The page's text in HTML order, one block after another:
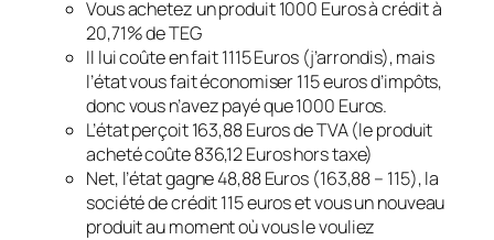
Vous achetez un produit 1000 Euros à crédit à
20,71% de TEG
Il lui coûte en fait 1115 Euros (j’arrondis), mais
l’état vous fait économiser 115 euros d’impôts,
donc vous n’avez payé que 1000 Euros.
L’état perçoit 163,88 Euros de TVA (le produit
acheté coûte 836,12 Euros hors taxe)
Net, l’état gagne 48,88 Euros (163,88 – 115), la
société de crédit 115 euros et vous un nouveau
produit au moment où vous le vouliez